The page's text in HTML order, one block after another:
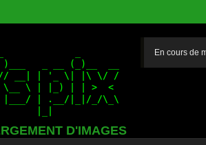
D'IMAGES
En cours de